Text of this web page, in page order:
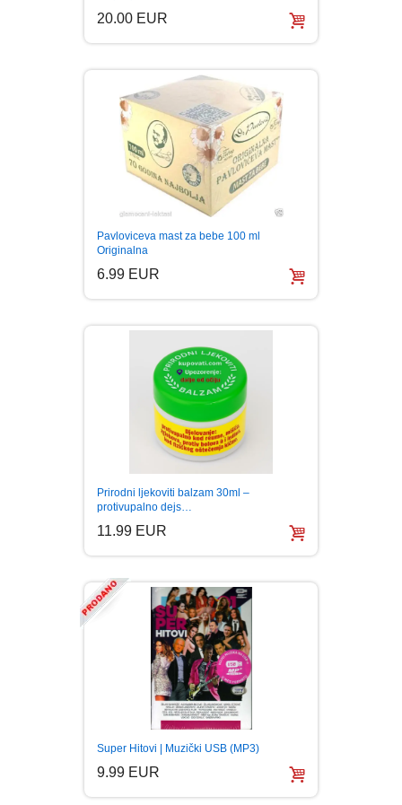
20.00 EUR
Pavloviceva mast za bebe 100 ml
Originalna
6.99 EUR
Prirodni ljekoviti balzam 30ml –
protivupalno dejs…
11.99 EUR
Super Hitovi | Muzički USB (MP3)
9.99 EUR